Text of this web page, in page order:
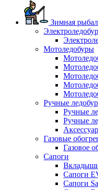
Зимная
Мотоледобуры
Ручные
Ручные
Ручные
Газовые
Газовое
Сапоги
Сапоги
Сапоги